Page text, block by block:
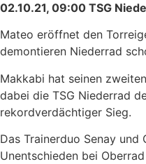
02.10.21, 09:00 TSG
Mateo eröffnet den
demontieren Niederrad
Makkabi hat seinen
dabei die TSG Niederrad
rekordverdächtiger Sieg.
Das Trainerduo Senay und
Unentschieden bei